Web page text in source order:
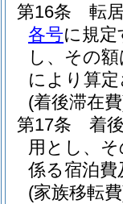
第16条
転
各号に規
し、その
により算
(着後滞在
第17条
着
用とし、
係る宿泊
(家族移転